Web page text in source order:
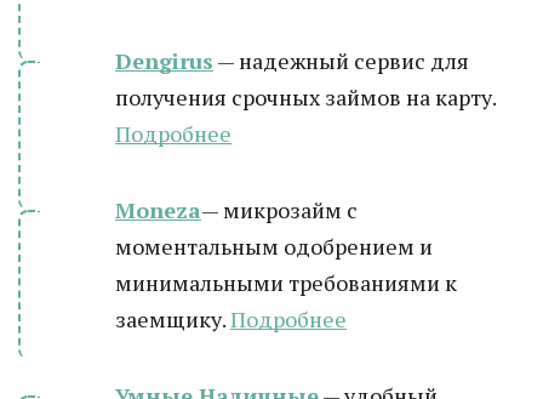
Dengirus — надежный сервис для
получения срочных займов на карту.
Подробнее
Moneza— микрозайм с
моментальным одобрением и
минимальными требованиями к
заемщику.Подробнее